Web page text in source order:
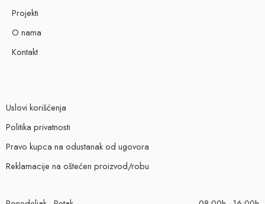
Projekti
O nama
Kontakt
Uslovi korišćenja
Politika privatnosti
Pravo kupca na odustanak od ugovora
Reklamacije na oštećen proizvod/robu